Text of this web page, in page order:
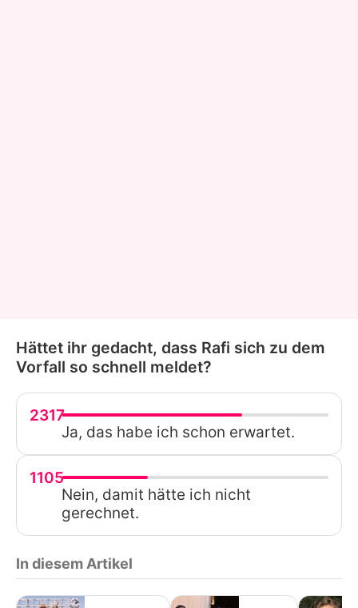
Hättet ihr gedacht, dass Rafi sich zu dem
Vorfall so schnell meldet?
2317
Ja, das habe ich schon erwartet.
1105
Nein, damit hätte ich nicht
gerechnet.
In diesem Artikel